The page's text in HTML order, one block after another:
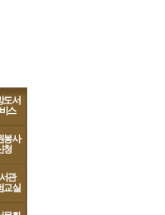
도서
스
봉사
청
관
교실